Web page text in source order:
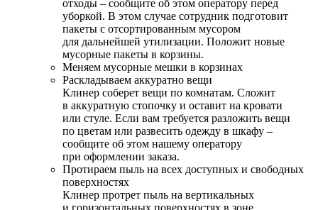
отходы – сообщите об этом оператору перед
уборкой. В этом случае сотрудник подготовит
пакеты с отсортированным мусором
для дальнейшей утилизации. Положит новые
мусорные пакеты в корзины.
Меняем мусорные мешки в корзинах
Раскладываем аккуратно вещи
Клинер соберет вещи по комнатам. Сложит
в аккуратную стопочку и оставит на кровати
или стуле. Если вам требуется разложить вещи
по цветам или развесить одежду в шкафу –
сообщите об этом нашему оператору
при оформлении заказа.
Протираем пыль на всех доступных и свободных
поверхностях
Клинер протрет пыль на вертикальных
и горизонтальных поверхностях в зоне